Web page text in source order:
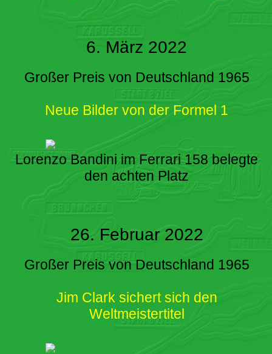
6. März 2022
Großer Preis von Deutschland 1965
Neue Bilder von der Formel 1
Lorenzo Bandini im Ferrari 158 belegte
den achten Platz
26. Februar 2022
Großer Preis von Deutschland 1965
Jim Clark sichert sich den
Weltmeistertitel